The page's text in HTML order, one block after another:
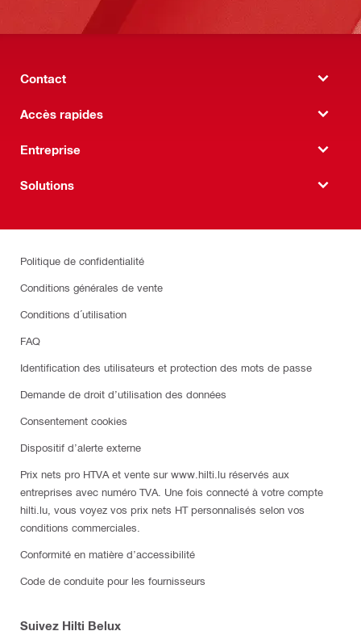
Contact
Accès rapides
Entreprise
Solutions
Politique de confidentialité
Conditions générales de vente
Conditions d´utilisation
FAQ
Identification des utilisateurs et protection des mots de passe
Demande de droit d’utilisation des données
Consentement cookies
Dispositif d’alerte externe
Prix nets pro HTVA et vente sur www.hilti.lu réservés aux
entreprises avec numéro TVA. Une fois connecté à votre compte
hilti.lu, vous voyez vos prix nets HT personnalisés selon vos
conditions commerciales.
Conformité en matière d’accessibilité
Code de conduite pour les fournisseurs
Suivez Hilti Belux